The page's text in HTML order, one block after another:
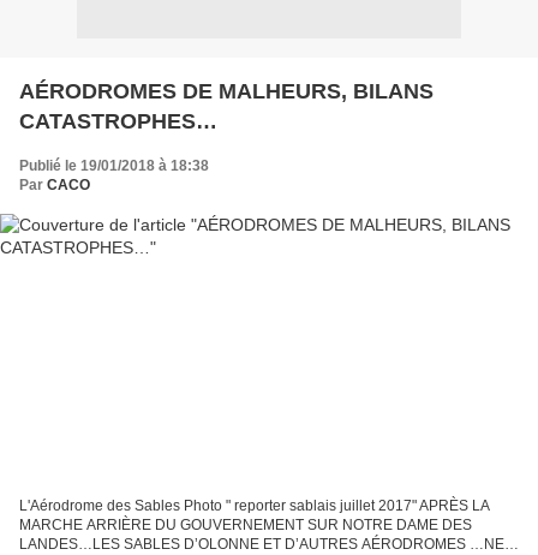
AÉRODROMES DE MALHEURS, BILANS
CATASTROPHES…
Publié le 19/01/2018 à 18:38
Par CACO
L'Aérodrome des Sables Photo " reporter sablais juillet 2017" APRÈS LA
MARCHE ARRIÈRE DU GOUVERNEMENT SUR NOTRE DAME DES
LANDES…LES SABLES D’OLONNE ET D’AUTRES AÉRODROMES …NE